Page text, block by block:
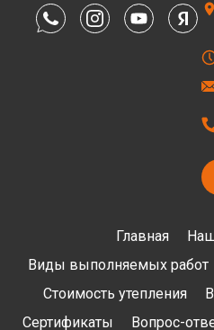
Главная
Виды выполняемых работ
Стоимость утепления
Сертификаты
Вопрос-